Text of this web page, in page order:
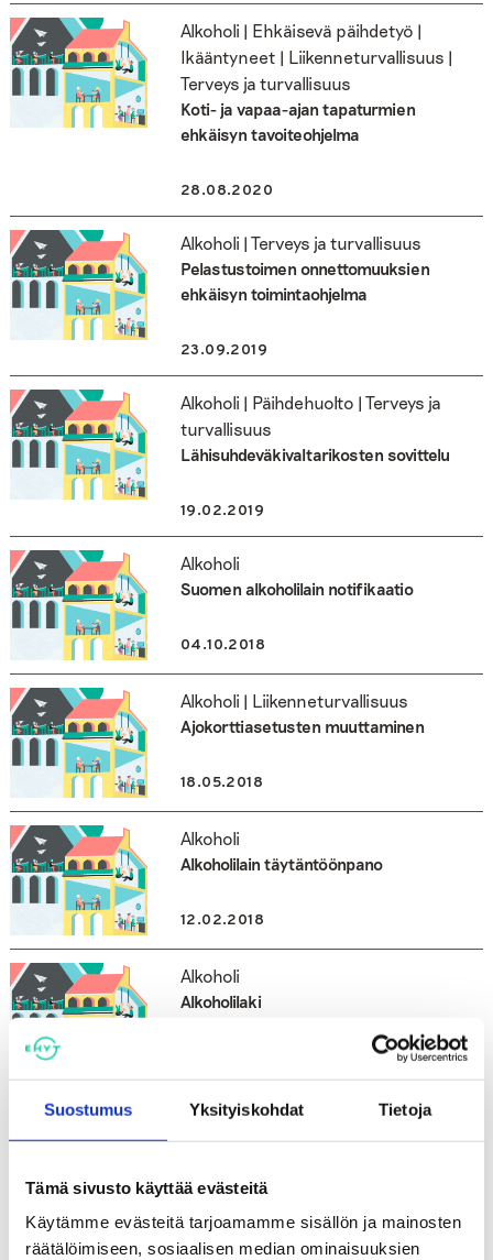
Suostumus Yksityiskohdat Tietoja
Tämä sivusto käyttää evästeitä
Käytämme evästeitä tarjoamamme sisällön ja mainosten
räätälöimiseen, sosiaalisen median ominaisuuksien
Alkoholi | Ehkäisevä päihdetyö |
Ikääntyneet | Liikenneturvallisuus |
Terveys ja turvallisuus
Koti- ja vapaa-ajan tapaturmien
ehkäisyn tavoiteohjelma
28.08.2020
Alkoholi | Terveys ja turvallisuus
Pelastustoimen onnettomuuksien
ehkäisyn toimintaohjelma
23.09.2019
Alkoholi | Päihdehuolto | Terveys ja
turvallisuus
Lähisuhdeväkivaltarikosten sovittelu
19.02.2019
Alkoholi
Suomen alkoholilain notifikaatio
04.10.2018
Alkoholi | Liikenneturvallisuus
Ajokorttiasetusten muuttaminen
18.05.2018
Alkoholi
Alkoholilain täytäntöönpano
12.02.2018
Alkoholi
Alkoholilaki
Alkoholi | Ehkäisevä päihdetyö |
Hyvinvointi | Mielenterveys |
Istanbulin sopimuksen toimeenpano-
ohjelma